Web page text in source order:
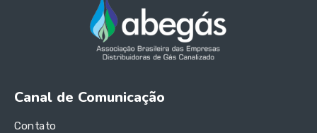
Canal de Comunicação
Contato